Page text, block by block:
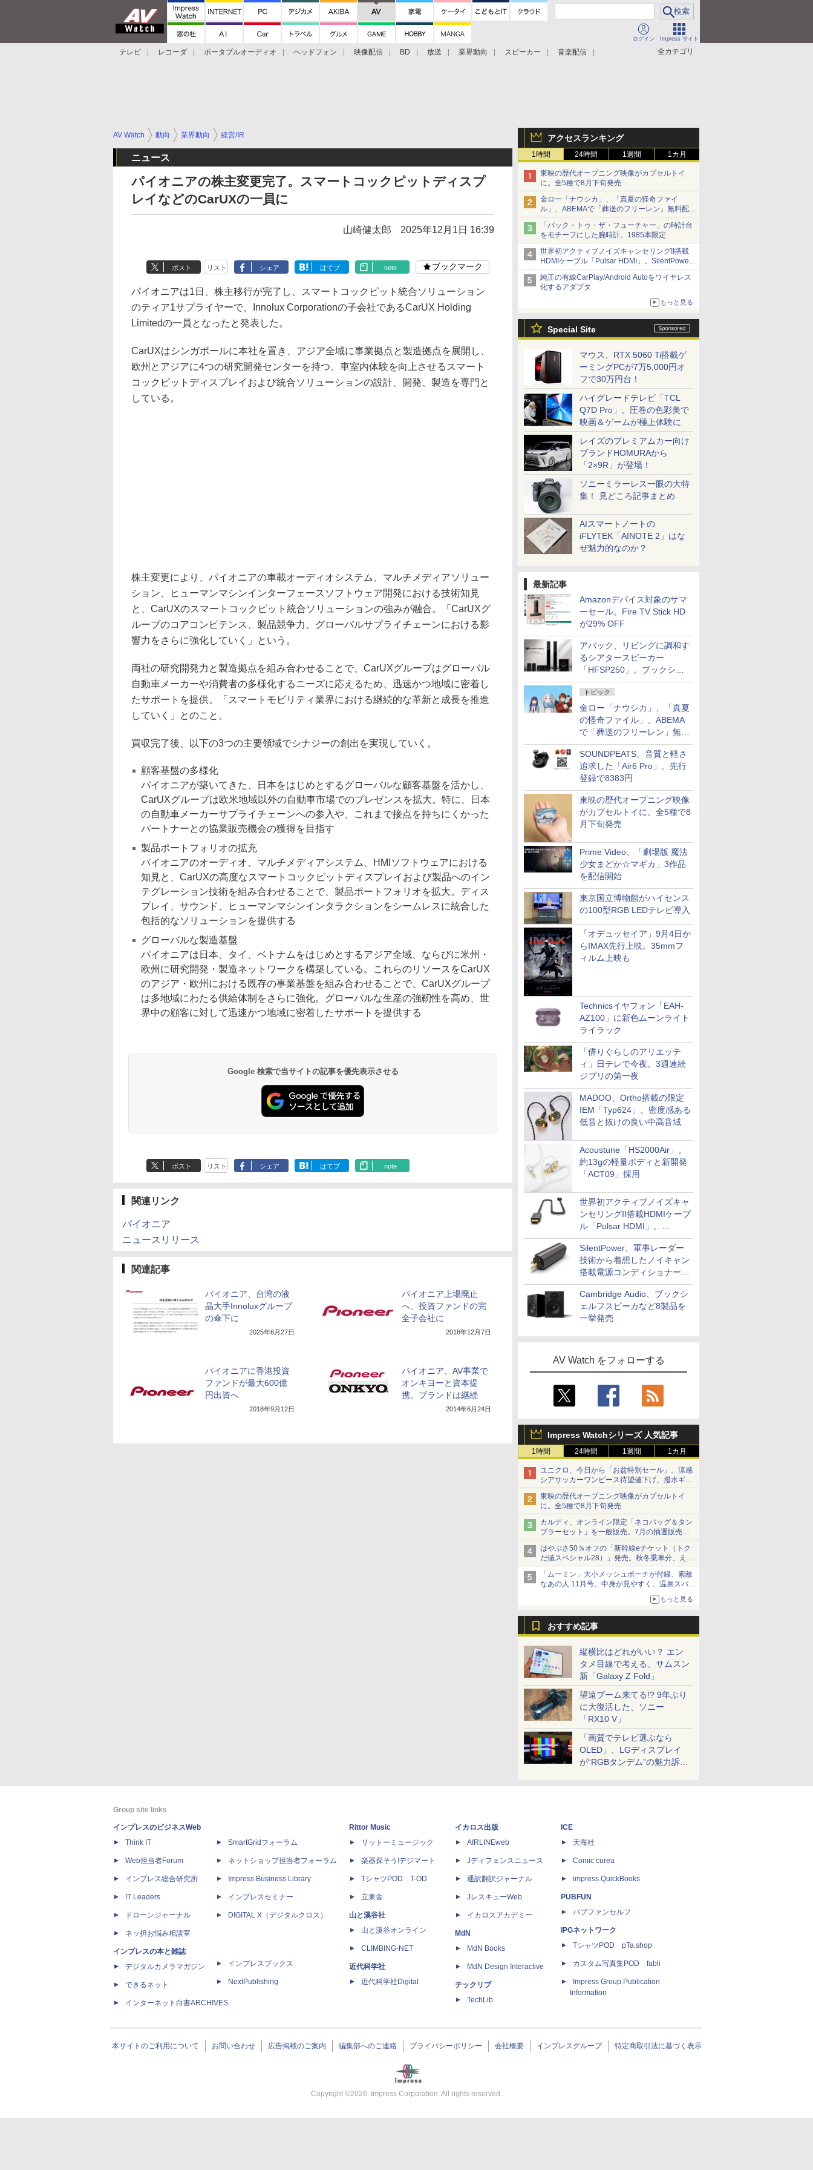
ログイン Impress サイト
全カテゴリ
テレビ レコーダ ポータブルオーディオ ヘッドフォン 映像配信 BD 放送 業界動向 スピーカー
音楽配信
アクセスランキング
1時間 24時間 1週間 1カ月
東映の歴代オープニング映像がカプセルトイ
に。全5種で8月下旬発売
金ロー「ナウシカ」、「真夏の怪奇ファイ
ル」、ABEMAで「葬送のフリーレン」無料配信
など。夏の特番・配信情報
「バック・トゥ・ザ・フューチャー」の時計台
をモチーフにした腕時計。1985本限定
世界初アクティブノイズキャンセリングII搭載
HDMIケーブル「Pulsar HDMI」。SilentPower
から
純正の有線CarPlay/Android Autoをワイヤレス
化するアダプタ
もっと見る
Special Site
マウス、RTX 5060 Ti搭載ゲ
ーミングPCが7万5,000円オ
フで30万円台！
ハイグレードテレビ「TCL
Q7D Pro」。圧巻の色彩美で
映画＆ゲームが極上体験に
レイズのプレミアムカー向け
ブランドHOMURAから
「2×9R」が登場！
ソニーミラーレス一眼の大特
集！ 見どころ記事まとめ
AIスマートノートの
iFLYTEK「AINOTE 2」はな
ぜ魅力的なのか？
最新記事
Amazonデバイス対象のサマ
ーセール。Fire TV Stick HD
が29% OFF
アバック、リビングに調和す
るシアタースピーカー
「HFSP250」。ブックシェ
ルフはペア3万円以下
トピック
金ロー「ナウシカ」、「真夏
の怪奇ファイル」、ABEMA
で「葬送のフリーレン」無料
配信など。夏の特番・配信情
報
SOUNDPEATS、音質と軽さ
追求した「Air6 Pro」。先行
登録で8383円
東映の歴代オープニング映像
がカプセルトイに。全5種で8
月下旬発売
Prime Video、「劇場版 魔法
少女まどか☆マギカ」3作品
を配信開始
東京国立博物館がハイセンス
の100型RGB LEDテレビ導入
「オデュッセイア」9月4日か
らIMAX先行上映。35mmフ
ィルム上映も
Technicsイヤフォン「EAH-
AZ100」に新色ムーンライト
ライラック
「借りぐらしのアリエッテ
ィ」日テレで今夜。3週連続
ジブリの第一夜
MADOO、Ortho搭載の限定
IEM「Typ624」。密度感ある
低音と抜けの良い中高音域
Acoustune「HS2000Air」。
約13gの軽量ボディと新開発
「ACT09」採用
世界初アクティブノイズキャ
ンセリングII搭載HDMIケーブ
ル「Pulsar HDMI」。
SilentPowerから
SilentPower、軍事レーダー
技術から着想したノイキャン
搭載電源コンディショナー
「AC iPurifier2」
Cambridge Audio、ブックシ
ェルフスピーカなど8製品を
一挙発売
AV Watch をフォローする
Impress Watchシリーズ 人気記事
1時間 24時間 1週間 1カ月
ユニクロ、今日から「お盆特別セール」。涼感
シアサッカーワンピース待望値下げ、撥水ギア
ショーツは1990円に
東映の歴代オープニング映像がカプセルトイ
に。全5種で8月下旬発売
カルディ、オンライン限定「ネコバッグ＆タン
ブラーセット」を一般販売。7月の抽選販売の
当選無効分
はやぶさ50％オフの「新幹線eチケット（トク
だ値スペシャル28）」発売。秋冬乗車分、えき
ねっと限定
「ムーミン」大小メッシュポーチが付録、素敵
なあの人 11月号。中身が見やすく、温泉スパに
もっと見る
おすすめ記事
縦横比はどれがいい？ エン
タメ目線で考える、サムスン
新「Galaxy Z Fold」
望遠ブーム来てる!? 9年ぶり
に大復活した、ソニー
「RX10 V」
「画質でテレビ選ぶなら
OLED」、LGディスプレイ
が“RGBタンデム”の魅力訴
AV Watch 動向 業界動向 経営/IR
ニュース
パイオニアの株主変更完了。スマートコックピットディスプ
レイなどのCarUXの一員に
山崎健太郎 2025年12月1日 16:39
ポスト リスト シェア はてブ note ブックマーク
パイオニアは1日、株主移行が完了し、スマートコックピット統合ソリューション
のティア1サプライヤーで、Innolux Corporationの子会社であるCarUX Holding
Limitedの一員となったと発表した。
CarUXはシンガポールに本社を置き、アジア全域に事業拠点と製造拠点を展開し、
欧州とアジアに4つの研究開発センターを持つ。車室内体験を向上させるスマート
コックピットディスプレイおよび統合ソリューションの設計、開発、製造を専門と
している。
株主変更により、パイオニアの車載オーディオシステム、マルチメディアソリュー
ション、ヒューマンマシンインターフェースソフトウェア開発における技術知見
と、CarUXのスマートコックピット統合ソリューションの強みが融合。「CarUXグ
ループのコアコンピテンス、製品競争力、グローバルサプライチェーンにおける影
響力をさらに強化していく」という。
両社の研究開発力と製造拠点を組み合わせることで、CarUXグループはグローバル
自動車メーカーや消費者の多様化するニーズに応えるため、迅速かつ地域に密着し
たサポートを提供。「スマートモビリティ業界における継続的な革新と成長を推進
していく」とのこと。
買収完了後、以下の3つの主要領域でシナジーの創出を実現していく。
顧客基盤の多様化
パイオニアが築いてきた、日本をはじめとするグローバルな顧客基盤を活かし、
CarUXグループは欧米地域以外の自動車市場でのプレゼンスを拡大。特に、日本
の自動車メーカーサプライチェーンへの参入や、これまで接点を持ちにくかった
パートナーとの協業販売機会の獲得を目指す
製品ポートフォリオの拡充
パイオニアのオーディオ、マルチメディアシステム、HMIソフトウェアにおける
知見と、CarUXの高度なスマートコックピットディスプレイおよび製品へのイン
テグレーション技術を組み合わせることで、製品ポートフォリオを拡大。ディス
プレイ、サウンド、ヒューマンマシンインタラクションをシームレスに統合した
包括的なソリューションを提供する
グローバルな製造基盤
パイオニアは日本、タイ、ベトナムをはじめとするアジア全域、ならびに米州・
欧州に研究開発・製造ネットワークを構築している。これらのリソースをCarUX
のアジア・欧州における既存の事業基盤を組み合わせることで、CarUXグループ
は多地域にわたる供給体制をさらに強化。グローバルな生産の強靭性を高め、世
界中の顧客に対して迅速かつ地域に密着したサポートを提供する
Google 検索で当サイトの記事を優先表示させる
ポスト リスト シェア はてブ note
関連リンク
パイオニア
ニュースリリース
関連記事
パイオニア、台湾の液
晶大手Innoluxグループ
の傘下に
2025年6月27日
パイオニア上場廃止
へ。投資ファンドの完
全子会社に
2018年12月7日
パイオニアに香港投資
ファンドが最大600億
円出資へ
2018年9月12日
パイオニア、AV事業で
オンキヨーと資本提
携。ブランドは継続
2014年6月24日
Group site links
インプレスのビジネスWeb
Think IT
Web担当者Forum
インプレス総合研究所
IT Leaders
ドローンジャーナル
ネッ担お悩み相談室
インプレスの本と雑誌
デジタルカメラマガジン
できるネット
インターネット白書ARCHIVES
SmartGridフォーラム
ネットショップ担当者フォーラム
Impress Business Library
インプレスセミナー
DIGITAL X（デジタルクロス）
インプレスブックス
NextPublishing
Rittor Music
リットーミュージック
楽器探そう!デジマート
TシャツPOD T-OD
立東舎
山と溪谷社
山と溪谷オンライン
CLIMBING-NET
近代科学社
近代科学社Digital
イカロス出版
AIRLINEweb
Jディフェンスニュース
通訳翻訳ジャーナル
JレスキューWeb
イカロスアカデミー
MdN
MdN Books
MdN Design Interactive
テックリブ
TechLib
ICE
天海社
Comic curea
impress QuickBooks
PUBFUN
パブファンセルフ
IPGネットワーク
TシャツPOD pTa.shop
カスタム写真集POD fabli
Impress Group Publication
Information
本サイトのご利用について お問い合わせ 広告掲載のご案内 編集部へのご連絡 プライバシーポリシー 会社概要 インプレスグループ 特定商取引法に基づく表示
Copyright ©2026 Impress Corporation. All rights reserved.